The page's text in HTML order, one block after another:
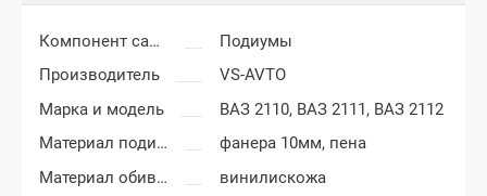
Компонент салона
Подиумы
Производитель
VS-AVTO
Марка и модель
ВАЗ 2110, ВАЗ 2111, ВАЗ 2112
Материал подиумов
фанера 10мм, пена
Материал обивки подиумов
винилискожа